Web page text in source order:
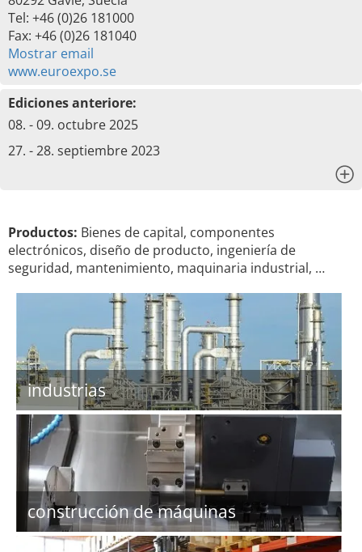
Tel: +46 (0)26 181000
Fax: +46 (0)26 181040
Mostrar email
www.euroexpo.se
Ediciones anteriore:
08. - 09. octubre 2025
27. - 28. septiembre 2023
Productos: Bienes de capital, componentes
electrónicos, diseño de producto, ingeniería de
seguridad, mantenimiento, maquinaria industrial, …
industrias
construcción de máquinas